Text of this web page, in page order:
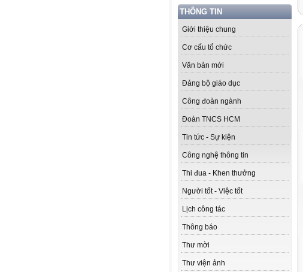
THÔNG TIN
Giới thiệu chung
Cơ cấu tổ chức
Văn bản mới
Đảng bộ giáo dục
Công đoàn ngành
Đoàn TNCS HCM
Tin tức - Sự kiện
Công nghệ thông tin
Thi đua - Khen thưởng
Người tốt - Việc tốt
Lịch công tác
Thông báo
Thư mời
Thư viện ảnh